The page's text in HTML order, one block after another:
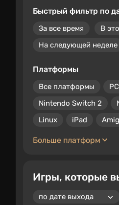
Быстрый фильтр по
За все время В
На следующей неделе
Платформы
Все платформы PC
Nintendo Switch 2
Linux
iPad
Больше платформ
Игры, которые